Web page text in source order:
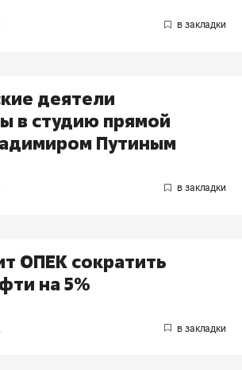
деятели
в студию прямой
Путиным
ОПЕК сократить
на 5%